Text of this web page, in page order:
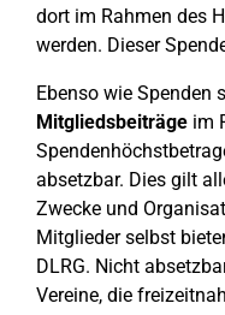
dort im Rahmen des
werden. Dieser
Ebenso wie Spenden
Mitgliedsbeiträge im
absetzbar. Dies gilt
Zwecke und
Mitglieder selbst
DLRG. Nicht
Vereine, die